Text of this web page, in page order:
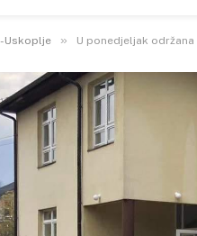
Uskoplje » U ponedjeljak